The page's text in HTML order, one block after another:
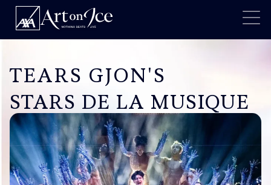
TEARS GJON'S
STARS DE LA MUSIQUE